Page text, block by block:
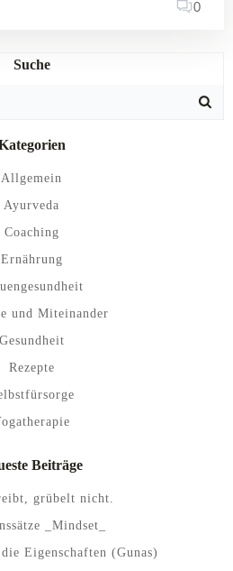
0
Suche
Allgemein
Ayurveda
Coaching
Ernährung
und Miteinander
Gesundheit
Rezepte
Beiträge
grübelt nicht.
_Mindset_
Eigenschaften (Gunas)